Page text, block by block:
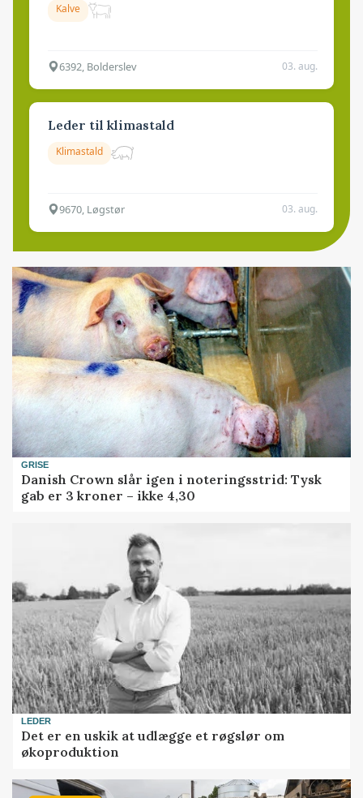
Kalve
6392, Bolderslev 03. aug.
Leder til klimastald
Klimastald
9670, Løgstør 03. aug.
GRISE
Danish Crown slår igen i noteringsstrid: Tysk
gab er 3 kroner – ikke 4,30
LEDER
Det er en uskik at udlægge et røgslør om
økoproduktion